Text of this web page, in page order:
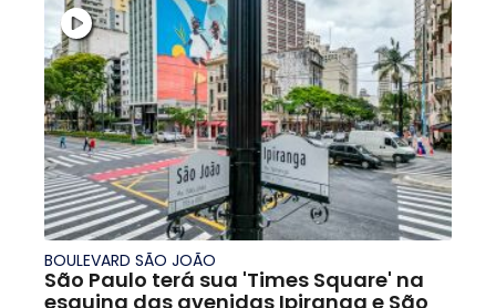
BOULEVARD SÃO JOÃO
São Paulo terá sua 'Times Square' na
esquina das avenidas Ipiranga e São